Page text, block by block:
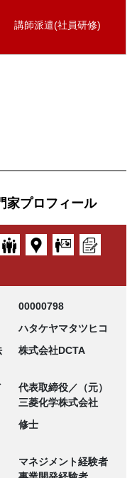
講師派遣(社員研修)
家プロフィール
00000798
ハタケヤマタツヒコ
株式会社DCTA
代表取締役／（元）
三菱化学株式会社
修士
マネジメント経験者